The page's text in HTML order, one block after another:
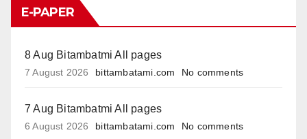
E-PAPER
8 Aug Bitambatmi All pages
7 August 2026 bittambatami.com No comments
7 Aug Bitambatmi All pages
6 August 2026 bittambatami.com No comments